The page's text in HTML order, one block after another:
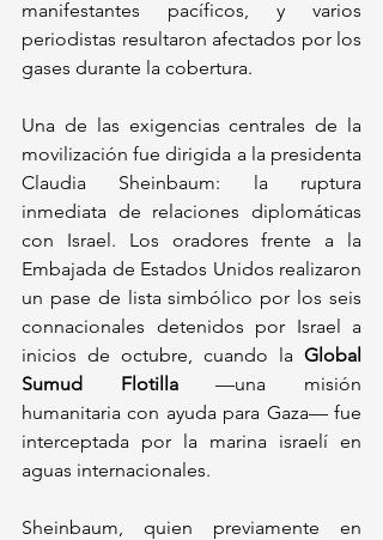
manifestantes pacíficos, y varios
periodistas resultaron afectados por los
gases durante la cobertura.
Una de las exigencias centrales de la
movilización fue dirigida a la presidenta
Claudia Sheinbaum: la ruptura
inmediata de relaciones diplomáticas
con Israel. Los oradores frente a la
Embajada de Estados Unidos realizaron
un pase de lista simbólico por los seis
connacionales detenidos por Israel a
inicios de octubre, cuando la Global
Sumud Flotilla —una misión
humanitaria con ayuda para Gaza— fue
interceptada por la marina israelí en
aguas internacionales.
Sheinbaum, quien previamente en